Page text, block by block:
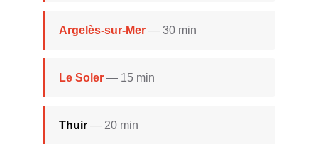
Argelès-sur-Mer — 30 min
Le Soler — 15 min
Thuir — 20 min